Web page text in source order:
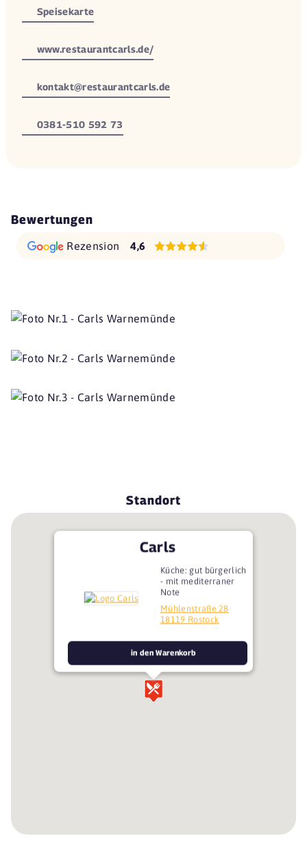
Speisekarte
www.restaurantcarls.de/
kontakt@restaurantcarls.de
0381-510 592 73
Bewertungen
Rezension 4,6
Standort
Carls
Küche: gut bürgerlich
- mit mediterraner
Note
Mühlenstraße 28
18119 Rostock
in den Warenkorb